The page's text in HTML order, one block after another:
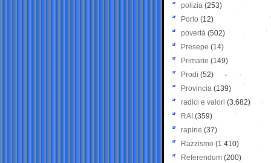
polizia (253)
Porto (12)
povertà (502)
Presepe (14)
Primarie (149)
Prodi (52)
Provincia (139)
radici e valori (3.682)
RAI (359)
rapine (37)
Razzismo (1.410)
Referendum (200)